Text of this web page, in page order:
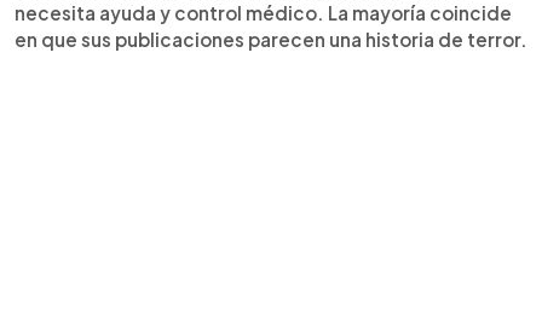
necesita ayuda y control médico. La mayoría coincide
en que sus publicaciones parecen una historia de terror.